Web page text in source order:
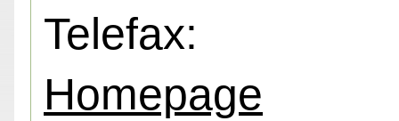
Telefax:
Homepage